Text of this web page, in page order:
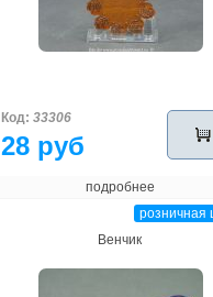
Код: 33306
28 руб
подробнее
розничная
Венчик